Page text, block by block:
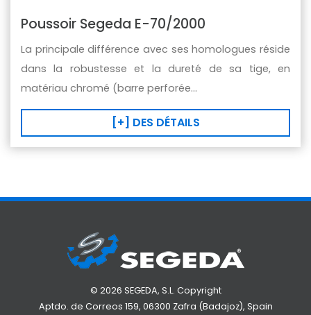
Poussoir Segeda E-70/2000
La principale différence avec ses homologues réside
dans la robustesse et la dureté de sa tige, en
matériau chromé (barre perforée...
[+] DES DÉTAILS
© 2026 SEGEDA, S.L. Copyright
Aptdo. de Correos 159, 06300 Zafra (Badajoz), Spain